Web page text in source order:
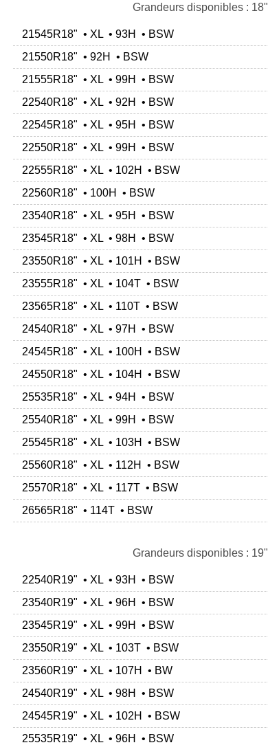
Grandeurs disponibles : 18"
21545R18" • XL • 93H • BSW
21550R18" • 92H • BSW
21555R18" • XL • 99H • BSW
22540R18" • XL • 92H • BSW
22545R18" • XL • 95H • BSW
22550R18" • XL • 99H • BSW
22555R18" • XL • 102H • BSW
22560R18" • 100H • BSW
23540R18" • XL • 95H • BSW
23545R18" • XL • 98H • BSW
23550R18" • XL • 101H • BSW
23555R18" • XL • 104T • BSW
23565R18" • XL • 110T • BSW
24540R18" • XL • 97H • BSW
24545R18" • XL • 100H • BSW
24550R18" • XL • 104H • BSW
25535R18" • XL • 94H • BSW
25540R18" • XL • 99H • BSW
25545R18" • XL • 103H • BSW
25560R18" • XL • 112H • BSW
25570R18" • XL • 117T • BSW
26565R18" • 114T • BSW
Grandeurs disponibles : 19"
22540R19" • XL • 93H • BSW
23540R19" • XL • 96H • BSW
23545R19" • XL • 99H • BSW
23550R19" • XL • 103T • BSW
23560R19" • XL • 107H • BW
24540R19" • XL • 98H • BSW
24545R19" • XL • 102H • BSW
25535R19" • XL • 96H • BSW